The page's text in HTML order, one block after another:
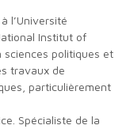
l’Université
Institut of
sciences politiques et
travaux de
particulièrement
Spécialiste de la